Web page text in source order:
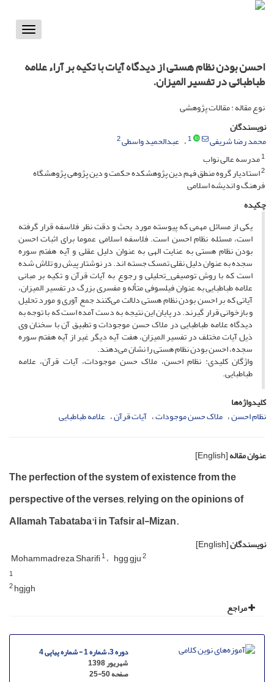
Toggle
احسن بودن نظام هستی از دیدگاه آیات با تکیه بر آراء علامه
طباطبائی در تفسیر المیزان.
نوع مقاله : مقالات پژوهشی
نویسندگان
محمد رضا شریفی
1 عبدالحمید واسطی2
1مدرسه عالی نواب
2استادیار گروه منطق فهم دین پژوهشکده حکمت و دین پژوهی پژوهشگاه
فرهنگ و اندیشه اسلامی
چکیده
یکی از مسائل مهمی که پیوسته مورد بحث و دقت نظر فلاسفه قرار گرفته
است، مسئله نظام احسن است. فلاسفه اسلامی عموما برای اثبات احسن
بودن نظام هستی به عنایت الهی به عنوان دلیل عقلی و آیه هفتم سوره
سجده به عنوان دلیل نقلی تمسک جسته اند. در نوشتار پیش رو تلاش شده
است که با روش توصیفی_تحلیلی و رجوع به آیات قرآن و تکیه بر مبانی
علامه طباطبایی به عنوان فیلسوفی متأله و مفسری بزرگ در تفسیر المیزان،
آیاتی که بر احسن بودن نظام هستی دلالت می‌کنند جمع آوری و مورد تحلیل
و بازخوانی قرار گیرند. در پایان این نتیجه به دست آمده است که با توجه به
دیدگاه علامه طباطبایی در ملاک حسن موجودات و تطبیق آن با سخنان وی
ذیل آیات مختلف در تفسیر المیزان، هفت آیه دیگر غیر از آیه هفتم سوره
سجده، احسن بودن نظام هستی را نشان می‌دهند.
واژگان کلیدی: نظام احسن، ملاک حسن موجودات، آیات قرآن، علامه
طباطبایی.
کلیدواژه‌ها
نظام احسن ملاک حسن موجودات آیات قرآن علامه طباطبایی
عنوان مقاله[English]
The perfection of the system of existence from the
perspective of the verses, relying on the opinions of
Allamah Tabataba'i in Tafsir al-Mizan.
نویسندگان[English]
Mohammadreza Sharifi1 hgg gju2
1
2hgjgh
مراجع
دوره 3، شماره 1 - شماره پیاپی 4
شهریور 1398
صفحه25-50